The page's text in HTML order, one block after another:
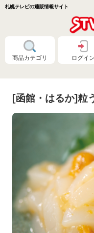
札幌テレビの通販情報サイト
商品カテゴリ
特別価格❗
食品🚚まとめ
ログイン
[函館・はるか]粒